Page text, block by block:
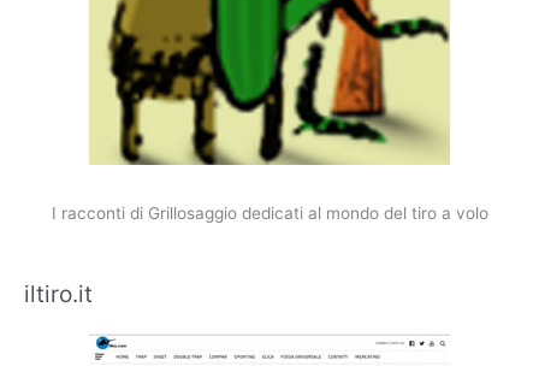
I racconti di Grillosaggio dedicati al mondo del tiro a volo
iltiro.it